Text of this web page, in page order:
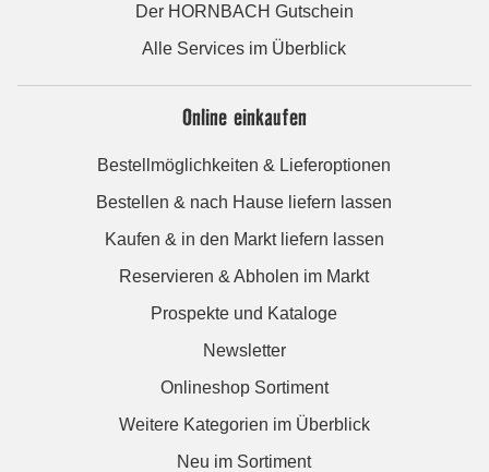
Der HORNBACH Gutschein
Alle Services im Überblick
Online einkaufen
Bestellmöglichkeiten & Lieferoptionen
Bestellen & nach Hause liefern lassen
Kaufen & in den Markt liefern lassen
Reservieren & Abholen im Markt
Prospekte und Kataloge
Newsletter
Onlineshop Sortiment
Weitere Kategorien im Überblick
Neu im Sortiment